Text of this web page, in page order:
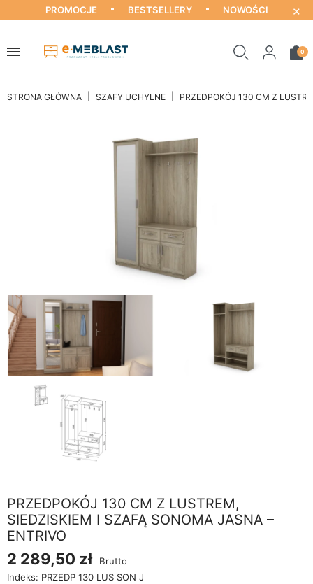
PROMOCJE BESTSELLERY NOWOŚCI ×
0
STRONA GŁÓWNA SZAFY UCHYLNE PRZEDPOKÓJ 130 CM Z
PRZEDPOKÓJ 130 CM Z LUSTREM,
SIEDZISKIEM I SZAFĄ SONOMA JASNA –
ENTRIVO
2 289,50 zł
Brutto
Indeks: PRZEDP 130 LUS SON J